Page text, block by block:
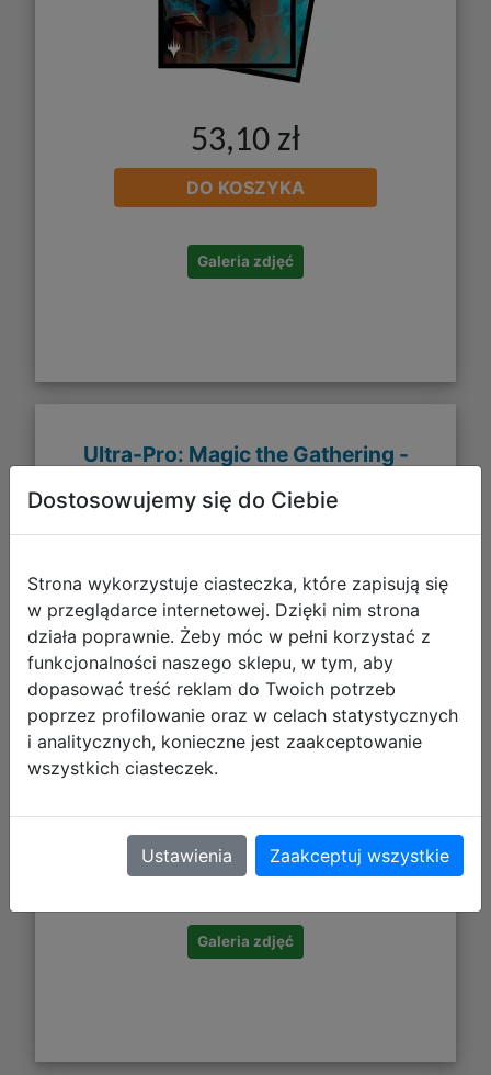
53,10 zł
DO KOSZYKA
Galeria zdjęć
Ultra-Pro: Magic the Gathering -
(100)
53,10 zł
DO KOSZYKA
Galeria zdjęć
Dostosowujemy się do Ciebie
Strona wykorzystuje ciasteczka, które zapisują się
w przeglądarce internetowej. Dzięki nim strona
działa poprawnie. Żeby móc w pełni korzystać z
funkcjonalności naszego sklepu, w tym, aby
dopasować treść reklam do Twoich potrzeb
poprzez profilowanie oraz w celach statystycznych
i analitycznych, konieczne jest zaakceptowanie
wszystkich ciasteczek.
Ustawienia Zaakceptuj wszystkie